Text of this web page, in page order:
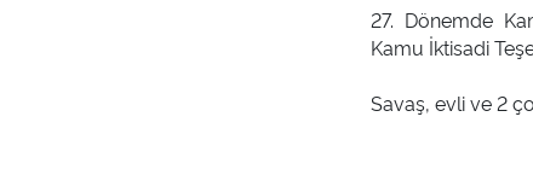
27. Dönemde
Kamu İktisadi
Savaş, evli ve 2